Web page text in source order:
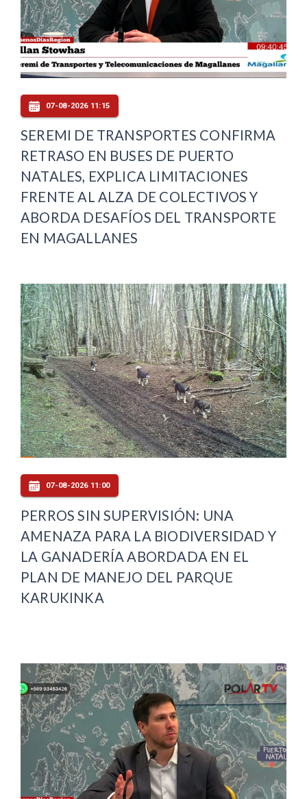
07-08-2026 11:15
SEREMI DE TRANSPORTES CONFIRMA
RETRASO EN BUSES DE PUERTO
NATALES, EXPLICA LIMITACIONES
FRENTE AL ALZA DE COLECTIVOS Y
ABORDA DESAFÍOS DEL TRANSPORTE
EN MAGALLANES
07-08-2026 11:00
PERROS SIN SUPERVISIÓN: UNA
AMENAZA PARA LA BIODIVERSIDAD Y
LA GANADERÍA ABORDADA EN EL
PLAN DE MANEJO DEL PARQUE
KARUKINKA